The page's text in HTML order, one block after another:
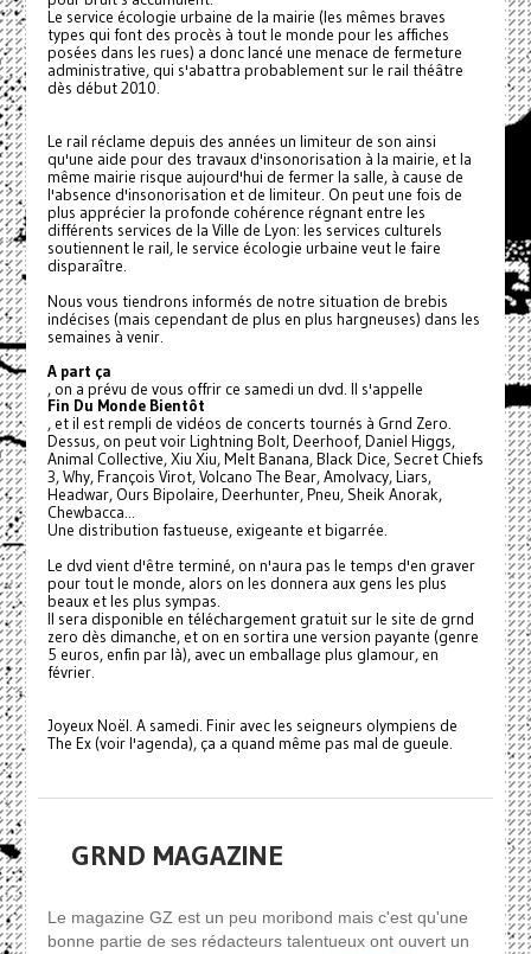
Le service écologie urbaine de la mairie (les mêmes braves
types qui font des procès à tout le monde pour les affiches
posées dans les rues) a donc lancé une menace de fermeture
administrative, qui s'abattra probablement sur le rail théâtre
dès début 2010.
Le rail réclame depuis des années un limiteur de son ainsi
qu'une aide pour des travaux d'insonorisation à la mairie, et la
même mairie risque aujourd'hui de fermer la salle, à cause de
l'absence d'insonorisation et de limiteur. On peut une fois de
plus apprécier la profonde cohérence régnant entre les
différents services de la Ville de Lyon: les services culturels
soutiennent le rail, le service écologie urbaine veut le faire
disparaître.
Nous vous tiendrons informés de notre situation de brebis
indécises (mais cependant de plus en plus hargneuses) dans les
semaines à venir.
A part ça
, on a prévu de vous offrir ce samedi un dvd. Il s'appelle
Fin Du Monde Bientôt
, et il est rempli de vidéos de concerts tournés à Grnd Zero.
Dessus, on peut voir Lightning Bolt, Deerhoof, Daniel Higgs,
Animal Collective, Xiu Xiu, Melt Banana, Black Dice, Secret Chiefs
3, Why, François Virot, Volcano The Bear, Amolvacy, Liars,
Headwar, Ours Bipolaire, Deerhunter, Pneu, Sheik Anorak,
Chewbacca...
Une distribution fastueuse, exigeante et bigarrée.
Le dvd vient d'être terminé, on n'aura pas le temps d'en graver
pour tout le monde, alors on les donnera aux gens les plus
beaux et les plus sympas.
Il sera disponible en téléchargement gratuit sur le site de grnd
zero dès dimanche, et on en sortira une version payante (genre
5 euros, enfin par là), avec un emballage plus glamour, en
février.
Joyeux Noël. A samedi. Finir avec les seigneurs olympiens de
The Ex (voir l'agenda), ça a quand même pas mal de gueule.
GRND MAGAZINE
Le magazine GZ est un peu moribond mais c'est qu'une
bonne partie de ses rédacteurs talentueux ont ouvert un